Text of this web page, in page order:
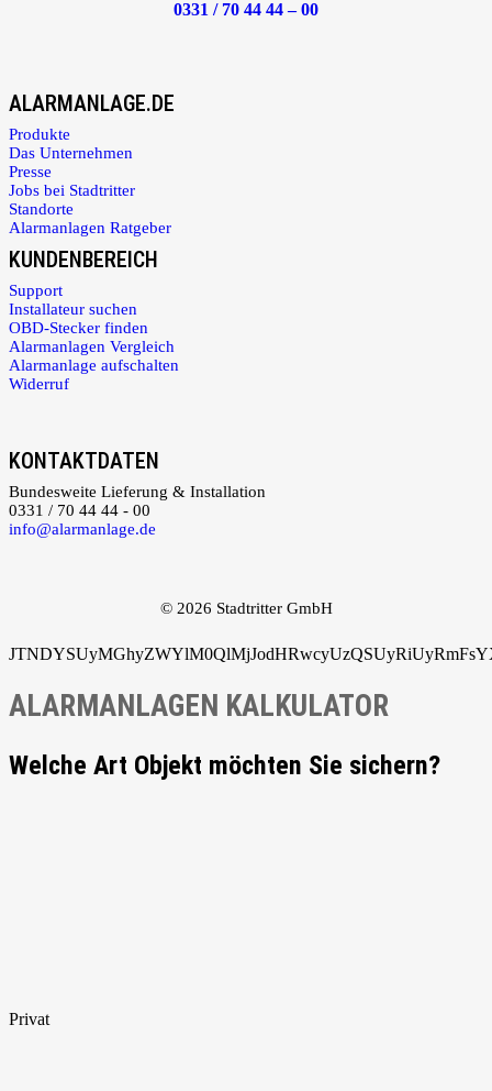
0331 / 70 44 44 – 00
ALARMANLAGE.DE
Produkte
Das Unternehmen
Presse
Jobs bei Stadtritter
Standorte
Alarmanlagen Ratgeber
KUNDENBEREICH
Support
Installateur suchen
OBD-Stecker finden
Alarmanlagen Vergleich
Alarmanlage aufschalten
Widerruf
KONTAKTDATEN
Bundesweite Lieferung & Installation
0331 / 70 44 44 - 00
info@alarmanlage.de
© 2026 Stadtritter GmbH
ALARMANLAGEN KALKULATOR
Welche Art Objekt möchten Sie sichern?
Privat